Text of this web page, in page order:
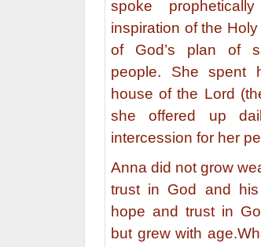
spoke
inspiration of the
of God’s plan of
people. She spent
house of the Lord
she offered up
intercession for her
Anna did not grow
trust in God and his
hope and trust in
but grew with